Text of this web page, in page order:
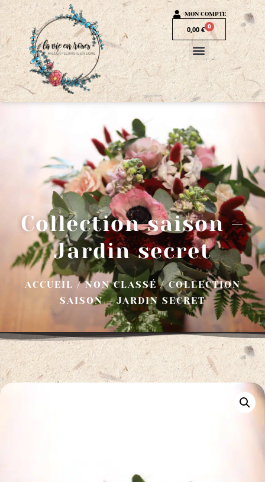
MON COMPTE
0,00 € 0
Collection saison –
Jardin secret
ACCUEIL /NON CLASSÉ/ COLLECTION
SAISON – JARDIN SECRET